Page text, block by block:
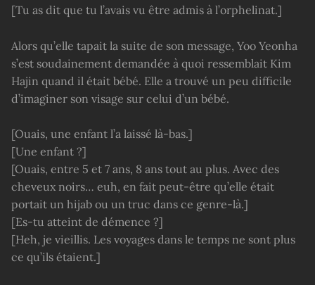
[Tu as dit que tu l’avais vu être admis à l’orphelinat.]
Alors qu’elle tapait la suite de son message, Yoo Yeonha
s’est soudainement demandée à quoi ressemblait Kim
Hajin quand il était bébé. Elle a trouvé un peu difficile
d’imaginer son visage sur celui d’un bébé.
[Ouais, une enfant l’a laissé là-bas.]
[Une enfant ?]
[Ouais, entre 5 et 7 ans, 8 ans tout au plus. Avec des
cheveux noirs… euh, en fait peut-être qu’elle était
portait un hijab ou un truc dans ce genre-là.]
[Es-tu atteint de démence ?]
[Heh, je vieillis. Les voyages dans le temps ne sont plus
ce qu’ils étaient.]